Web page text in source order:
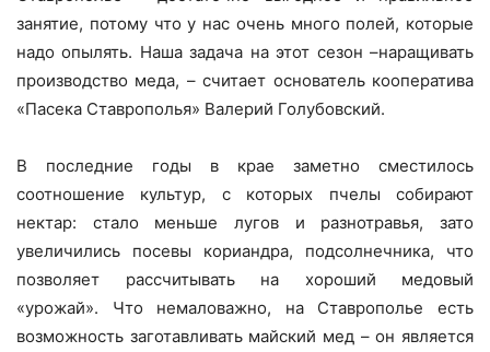
занятие, потому что у нас очень много полей, которые
надо опылять. Наша задача на этот сезон –наращивать
производство меда, – считает основатель кооператива
«Пасека Ставрополья» Валерий Голубовский.
В последние годы в крае заметно сместилось
соотношение культур, с которых пчелы собирают
нектар: стало меньше лугов и разнотравья, зато
увеличились посевы кориандра, подсолнечника, что
позволяет рассчитывать на хороший медовый
«урожай». Что немаловажно, на Ставрополье есть
возможность заготавливать майский мед – он является